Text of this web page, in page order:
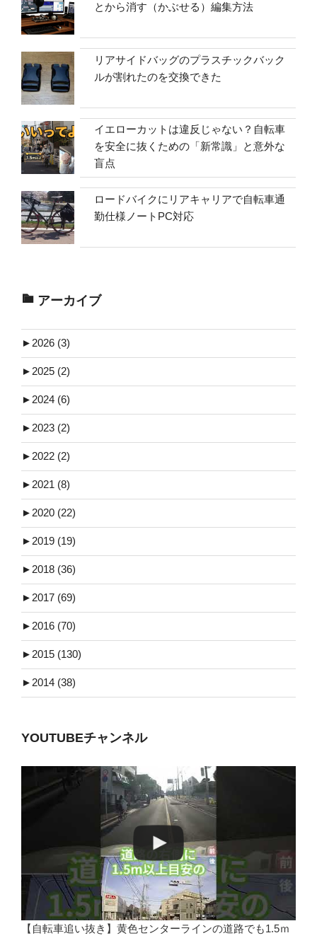
とから消す（かぶせる）編集方法
リアサイドバッグのプラスチックバック
ルが割れたのを交換できた
イエローカットは違反じゃない？自転車
を安全に抜くための「新常識」と意外な
盲点
ロードバイクにリアキャリアで自転車通
勤仕様ノートPC対応
アーカイブ
► 2026 (3)
► 2025 (2)
► 2024 (6)
► 2023 (2)
► 2022 (2)
► 2021 (8)
► 2020 (22)
► 2019 (19)
► 2018 (36)
► 2017 (69)
► 2016 (70)
► 2015 (130)
► 2014 (38)
YOUTUBEチャンネル
【自転車追い抜き】黄色センターラインの道路でも1.5ｍ